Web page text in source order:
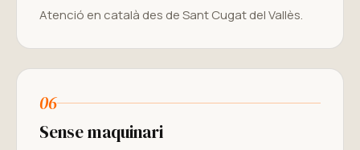
Atenció en català des de Sant Cugat del Vallès.
06
Sense maquinari